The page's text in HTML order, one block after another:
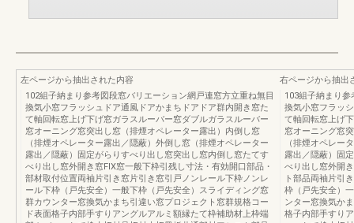
左ページから抽出された内容
102組子納まり参考図段窓バリエーション網戸連窓方立重ね無目
換気小窓フラッシュドア通風ドアかまちドアドア群内開き窓た
て軸回転窓上げ下げ窓ガラスルーバー窓ダブルガラスルーバー
窓オーニング窓突出し窓（排煙オペレーター露出）内倒し窓
（排煙オペレーター露出／隠蔽）外倒し窓（排煙オペレーター
露出／隠蔽）固定がらりすべり出し窓突出し窓内倒し窓たてす
べり出し窓外開き窓FIX窓一般下枠引残し寸法・有効開口部品・
部材取付位置両袖片引き窓片引き窓引戸ノンレール下枠ノンレ
ール下枠（戸先安全）一般下枠（戸先安全）スライディング窓
群カウンター窓換気かまち引違い窓プロジェクト窓群規格コー
ド表面格子内部手すりアングルアルミ額縁たて枠補助材上枠端
右ページから抽出
103組子納まり
換気小窓フラッ
て軸回転窓上げ
窓オーニング窓
（排煙オペレー
露出／隠蔽）固
べり出し窓外開
ト部品両袖片引
枠（戸先安全）
ンター窓換気か
格子内部手すり